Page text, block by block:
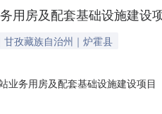
用房及配套基础设施建
甘孜藏族自治州｜炉霍县
业务用房及配套基础设施建设项